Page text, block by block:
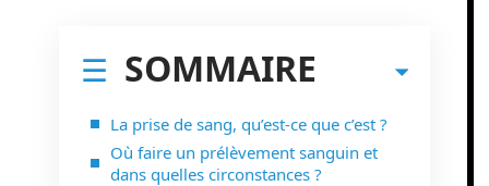
SOMMAIRE
La prise de sang, qu’est-ce que c’est ?
Où faire un prélèvement sanguin et
dans quelles circonstances ?